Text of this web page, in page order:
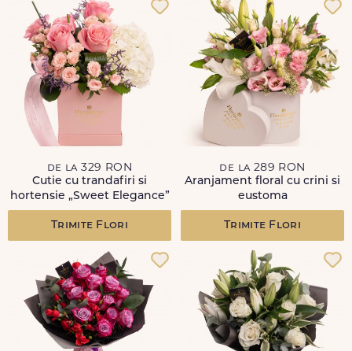
de la 329 RON
Cutie cu trandafiri si
hortensie „Sweet Elegance”
Trimite Flori
de la 289 RON
Aranjament floral cu crini si
eustoma
Trimite Flori